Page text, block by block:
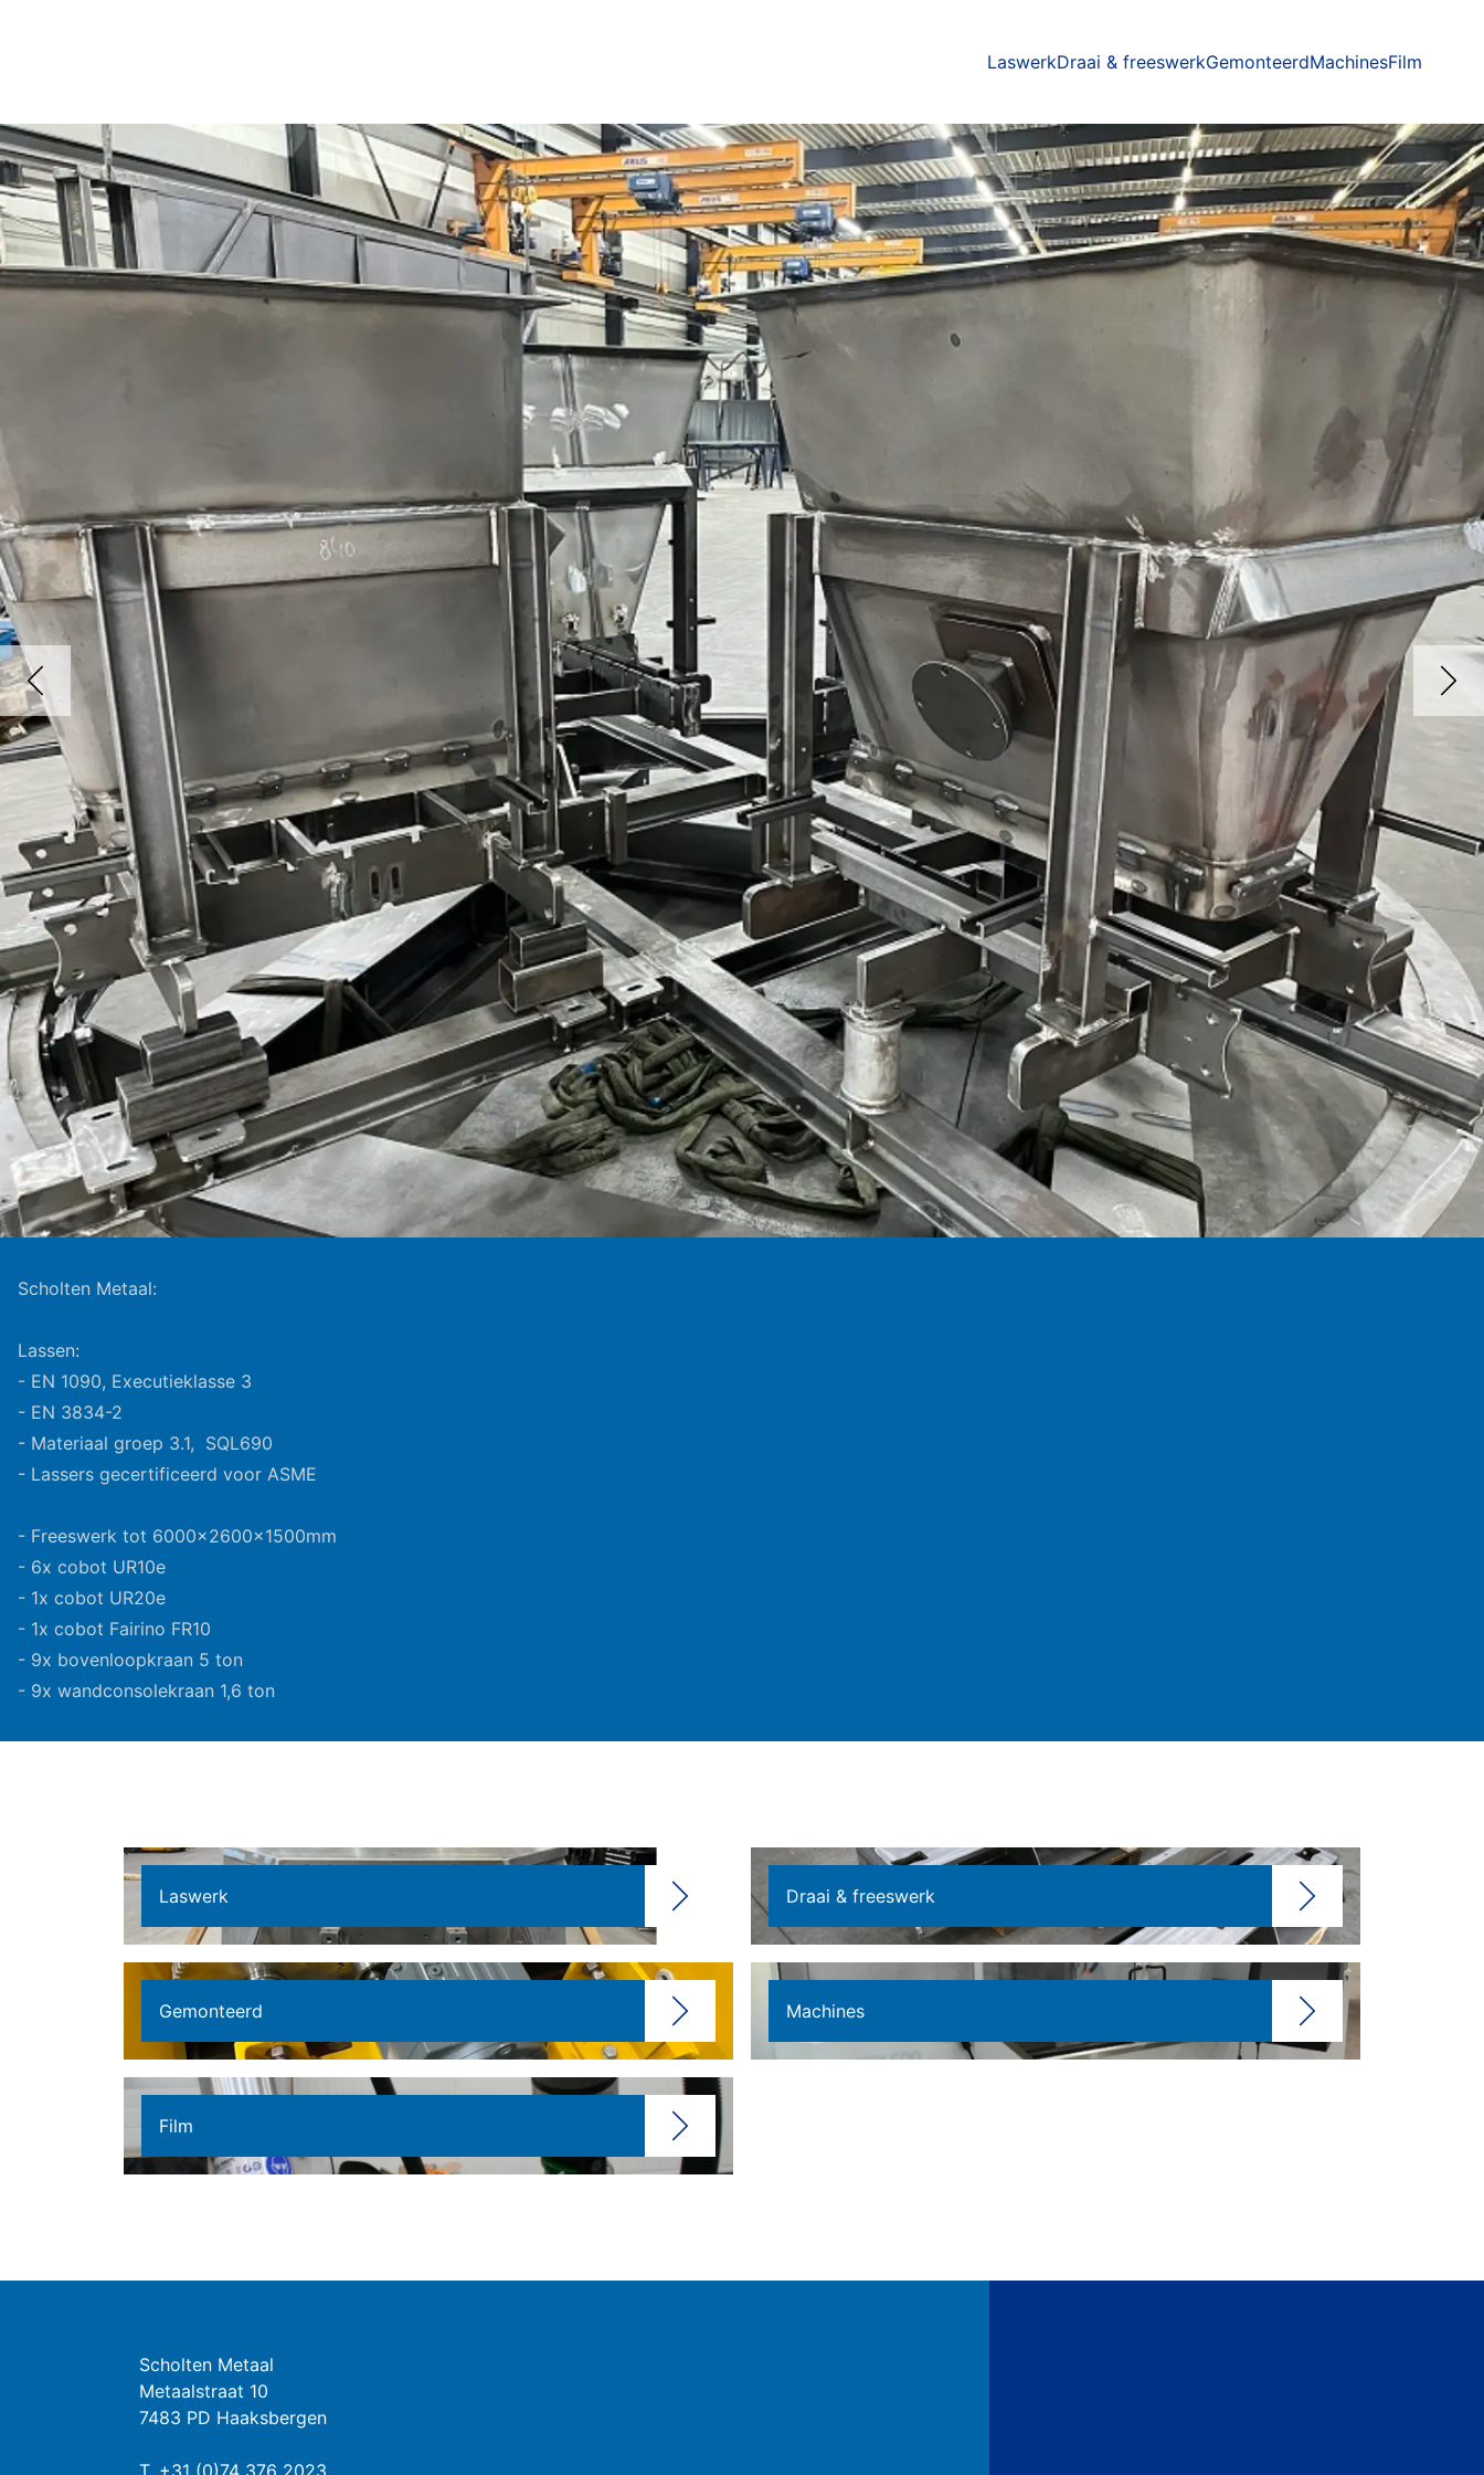
LaswerkDraai & freeswerkGemonteerdMachinesFilm
Scholten Metaal:
Lassen:
- EN 1090, Executieklasse 3
- EN 3834-2
- Materiaal groep 3.1, SQL690
- Lassers gecertificeerd voor ASME
- Freeswerk tot 6000x2600x1500mm
- 6x cobot UR10e
- 1x cobot UR20e
- 1x cobot Fairino FR10
- 9x bovenloopkraan 5 ton
- 9x wandconsolekraan 1,6 ton
Laswerk Draai & freeswerk
Gemonteerd Machines
Film
Scholten Metaal
Metaalstraat 10
7483 PD Haaksbergen
T. +31 (0)74 376 2023